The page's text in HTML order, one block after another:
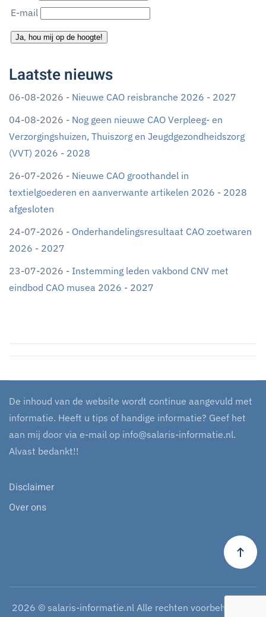
E-mail
Ja, hou mij op de hoogte!
Laatste nieuws
06-08-2026 - Nieuwe CAO reisbranche 2026 - 2027
04-08-2026 - Nog geen nieuwe CAO Verpleeg- en
Verzorgingshuizen, Thuiszorg en Jeugdgezondheidszorg
(VVT) 2026 - 2028
26-07-2026 - Nieuwe CAO groothandel in
textielgoederen en aanverwante artikelen 2026 - 2028
afgesloten
24-07-2026 - Onderhandelingsresultaat CAO zoetwaren
2026 - 2027
23-07-2026 - Instemming leden vakbond CNV met
eindbod CAO musea 2026 - 2027
De inhoud van de website wordt continue aangevuld met
informatie. Heeft u tips of handige informatie? Geef het
aan mij door via e-mail op info@salaris-informatie.nl.
Alvast bedankt!!
Disclaimer
Over ons
2026 © salaris-informatie.nl Alle rechten voorbehouden.